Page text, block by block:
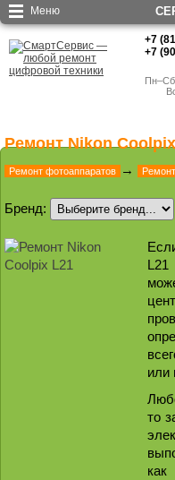
+7
+7
Вс:
Меню
Ремонт Nikon
Ремонт фотоаппаратов →
Бренд:
L21
или
то